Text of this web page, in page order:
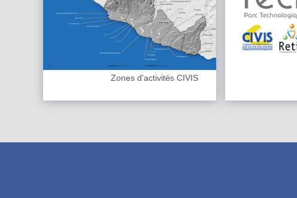
Zones d'activités CIVIS